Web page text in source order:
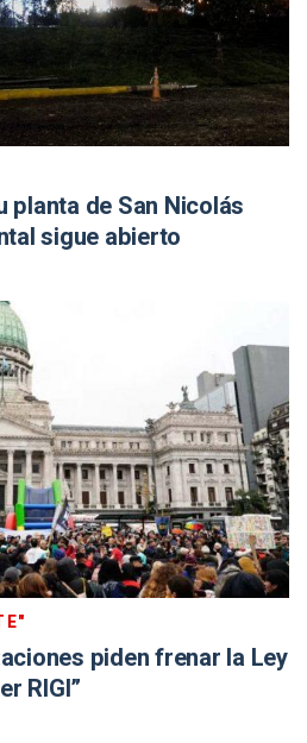
planta de San Nicolás
sigue abierto
piden frenar la Ley
RIGI”